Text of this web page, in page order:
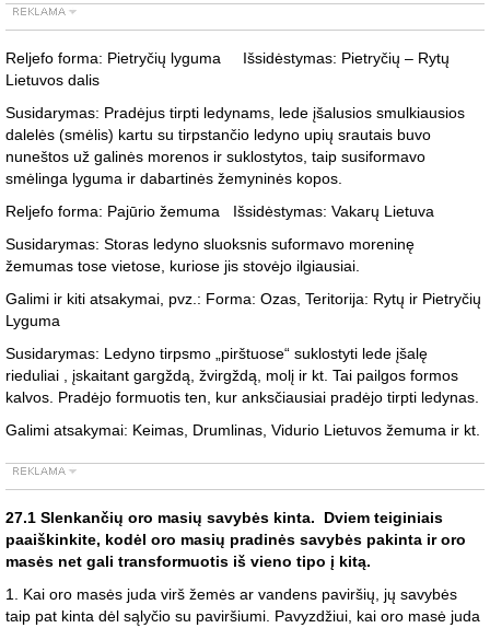
Reljefo forma: Pietryčių lyguma Išsidėstymas: Pietryčių – Rytų
Lietuvos dalis
Susidarymas: Pradėjus tirpti ledynams, lede įšalusios smulkiausios
dalelės (smėlis) kartu su tirpstančio ledyno upių srautais buvo
nuneštos už galinės morenos ir suklostytos, taip susiformavo
smėlinga lyguma ir dabartinės žemyninės kopos.
Reljefo forma: Pajūrio žemuma Išsidėstymas: Vakarų Lietuva
Susidarymas: Storas ledyno sluoksnis suformavo moreninę
žemumas tose vietose, kuriose jis stovėjo ilgiausiai.
Galimi ir kiti atsakymai, pvz.: Forma: Ozas, Teritorija: Rytų ir Pietryčių
Lyguma
Susidarymas: Ledyno tirpsmo „pirštuose“ suklostyti lede įšalę
rieduliai , įskaitant gargždą, žvirgždą, molį ir kt. Tai pailgos formos
kalvos. Pradėjo formuotis ten, kur anksčiausiai pradėjo tirpti ledynas.
Galimi atsakymai: Keimas, Drumlinas, Vidurio Lietuvos žemuma ir kt.
27.1 Slenkančių oro masių savybės kinta. Dviem teiginiais
paaiškinkite, kodėl oro masių pradinės savybės pakinta ir oro
masės net gali transformuotis iš vieno tipo į kitą.
1. Kai oro masės juda virš žemės ar vandens paviršių, jų savybės
taip pat kinta dėl sąlyčio su paviršiumi. Pavyzdžiui, kai oro masė juda